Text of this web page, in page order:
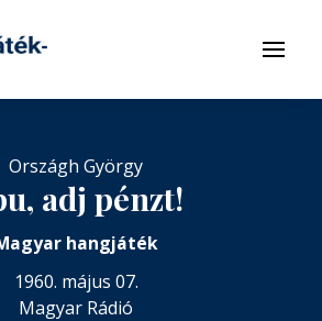
Menü
Országh György
adj pénzt!
hangjáték
1960. május 07.
Magyar Rádió